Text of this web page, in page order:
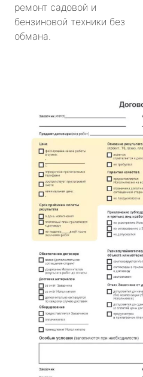
ремонт садовой и
бензиновой техники без
обмана.